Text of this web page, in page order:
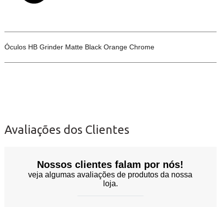
Óculos HB Grinder Matte Black Orange Chrome
Avaliações dos Clientes
Nossos clientes falam por nós!
veja algumas avaliações de produtos da nossa
loja.